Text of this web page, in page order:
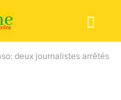
deux journalistes arrêtés